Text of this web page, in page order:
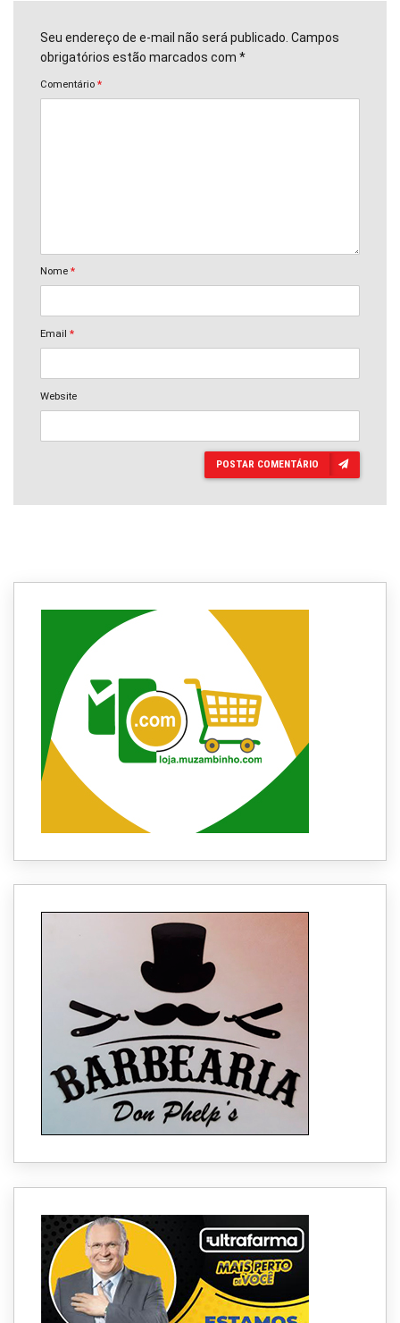
Seu endereço de e-mail não será publicado. Campos
obrigatórios estão marcados com *
Comentário *
Nome *
Email *
Website
POSTAR COMENTÁRIO